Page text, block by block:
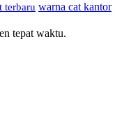
terbaru warna cat kantor
tepat waktu.